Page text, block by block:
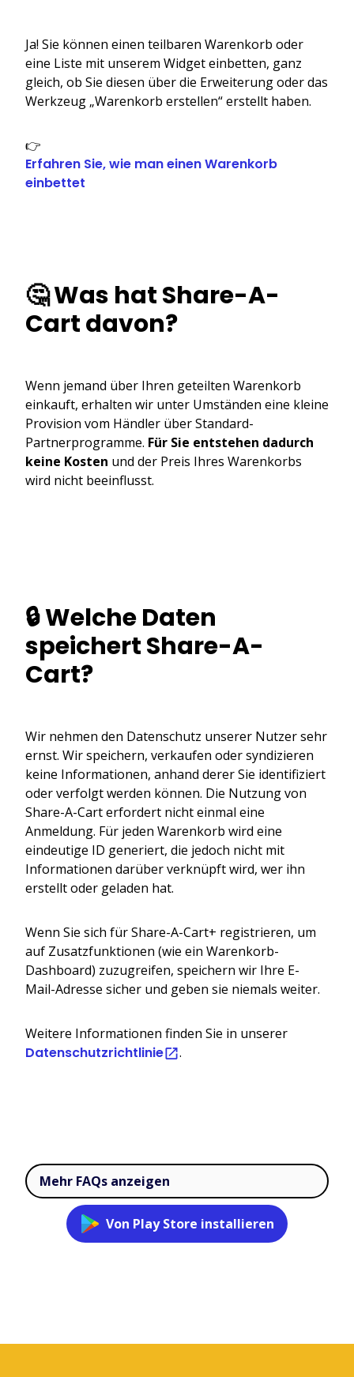
Ja! Sie können einen teilbaren Warenkorb oder
eine Liste mit unserem Widget einbetten, ganz
gleich, ob Sie diesen über die Erweiterung oder das
Werkzeug „Warenkorb erstellen“ erstellt haben.
👉
Erfahren Sie, wie man einen Warenkorb
einbettet
🤔 Was hat Share-A-
Cart davon?
Wenn jemand über Ihren geteilten Warenkorb
einkauft, erhalten wir unter Umständen eine kleine
Provision vom Händler über Standard-
Partnerprogramme. Für Sie entstehen dadurch
keine Kosten und der Preis Ihres Warenkorbs
wird nicht beeinflusst.
🔒 Welche Daten
speichert Share-A-
Cart?
Wir nehmen den Datenschutz unserer Nutzer sehr
ernst. Wir speichern, verkaufen oder syndizieren
keine Informationen, anhand derer Sie identifiziert
oder verfolgt werden können. Die Nutzung von
Share-A-Cart erfordert nicht einmal eine
Anmeldung. Für jeden Warenkorb wird eine
eindeutige ID generiert, die jedoch nicht mit
Informationen darüber verknüpft wird, wer ihn
erstellt oder geladen hat.
Wenn Sie sich für Share-A-Cart+ registrieren, um
auf Zusatzfunktionen (wie ein Warenkorb-
Dashboard) zuzugreifen, speichern wir Ihre E-
Mail-Adresse sicher und geben sie niemals weiter.
Weitere Informationen finden Sie in unserer
Datenschutzrichtlinie .
Mehr FAQs anzeigen
Von Play Store installieren